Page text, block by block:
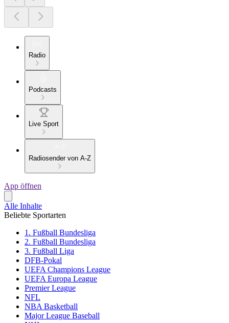
Radio
Podcasts
Live Sport
Radiosender von A-Z
App öffnen
Alle Inhalte
Beliebte Sportarten
1. Fußball Bundesliga
2. Fußball Bundesliga
3. Fußball Liga
DFB-Pokal
UEFA Champions League
UEFA Europa League
Premier League
NFL
NBA Basketball
Major League Baseball